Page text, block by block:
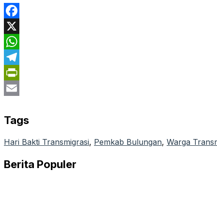
Facebook
X
WhatsApp
Telegram
PrintFriendly
Tags
Hari Bakti Transmigrasi, Pemkab Bulungan, Warga
Berita Populer